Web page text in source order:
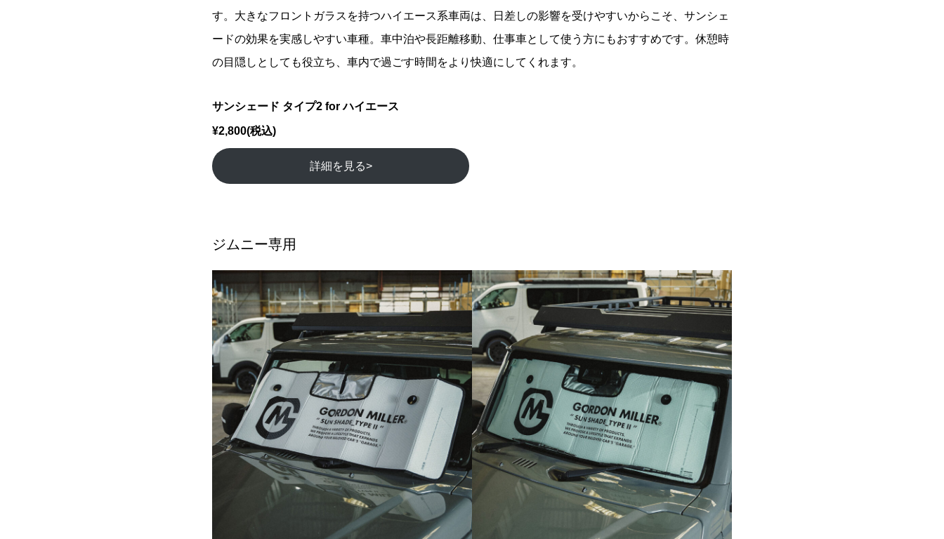
す。大きなフロントガラスを持つハイエース系車両は、日差しの影響を受けやすいからこそ、サンシェ
ードの効果を実感しやすい車種。車中泊や長距離移動、仕事車として使う方にもおすすめです。休憩時
の目隠しとしても役立ち、車内で過ごす時間をより快適にしてくれます。
サンシェード タイプ2 for ハイエース
¥2,800(税込)
詳細を見る>
ジムニー専用